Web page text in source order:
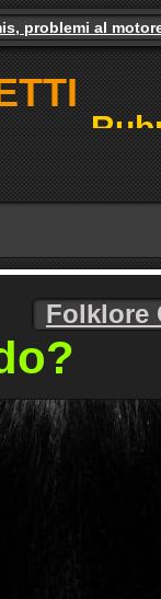
dei partiti
Folklore